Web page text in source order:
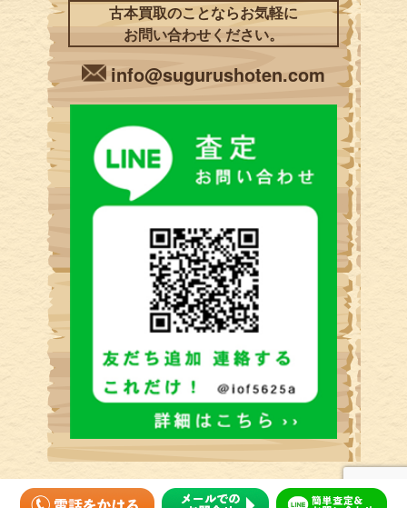
古本買取のことならお気軽に
お問い合わせください。
info@sugurushoten.com